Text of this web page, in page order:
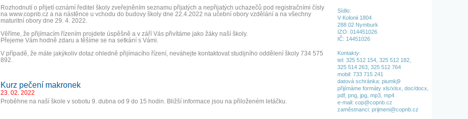
Rozhodnutí o přijetí oznámí ředitel školy zveřejněním seznamu přijatých a nepřijatých uchazečů pod registračními čísly
na www.copnb.cz a na nástěnce u vchodu do budovy školy dne 22.4.2022 na učební obory vzdělání a na všechny
maturitní obory dne 29. 4. 2022.
Věříme, že přijímacím řízením projdete úspěšně a v září Vás přivítáme jako žáky naší školy.
Přejeme Vám hodně zdaru a těšíme se na setkání s Vámi.
V případě, že máte jakýkoliv dotaz ohledně přijímacího řízení, neváhejte kontaktovat studijního oddělení školy 734 575
892.
Kurz pečení makronek
23. 02. 2022
Proběhne na naší škole v sobotu 9. dubna od 9 do 15 hodin. Bližší informace jsou na přiloženém letáčku.
Sídlo:
V Kolonii 1804
288 02 Nymburk
IZO: 014451026
IČ: 14451026
Kontakty:
tel: 325 512 154, 325 512 182,
325 514 263, 325 512 764
mobil: 733 715 241
datová schránka: piumkj9
přijímáme formáty xls/xlsx, doc/docx,
pdf, png, jpg, mp3, mp4
e-mail: cop@copnb.cz
zaměstnanci: prijmeni@copnb.cz